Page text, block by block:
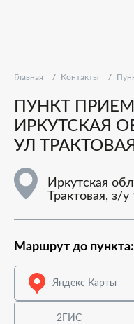
Главная Контакты
ПУНКТ
ИРКУТСКАЯ
УЛ
Иркутская
Трактовая, з/
Маршрут до пункта:
Яндекс Карты
2ГИС